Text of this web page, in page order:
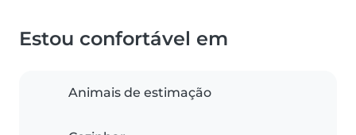
Estou confortável em
Animais de estimação